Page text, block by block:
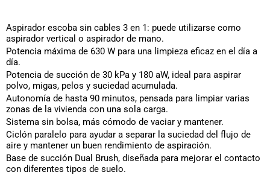
Aspirador escoba sin cables 3 en 1: puede utilizarse como
aspirador vertical o aspirador de mano.
Potencia máxima de 630 W para una limpieza eficaz en el día a
día.
Potencia de succión de 30 kPa y 180 aW, ideal para aspirar
polvo, migas, pelos y suciedad acumulada.
Autonomía de hasta 90 minutos, pensada para limpiar varias
zonas de la vivienda con una sola carga.
Sistema sin bolsa, más cómodo de vaciar y mantener.
Ciclón paralelo para ayudar a separar la suciedad del flujo de
aire y mantener un buen rendimiento de aspiración.
Base de succión Dual Brush, diseñada para mejorar el contacto
con diferentes tipos de suelo.